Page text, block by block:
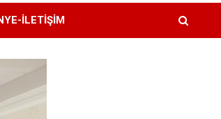
İLETIŞIM